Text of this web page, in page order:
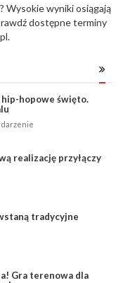
Wysokie wyniki osiągają
dostępne terminy
hopowe święto.
realizację przyłączy
tradycyjne
Gra terenowa dla